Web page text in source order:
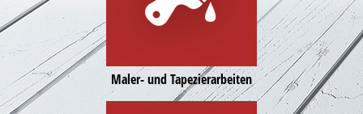
Maler- und Tapezierarbeiten